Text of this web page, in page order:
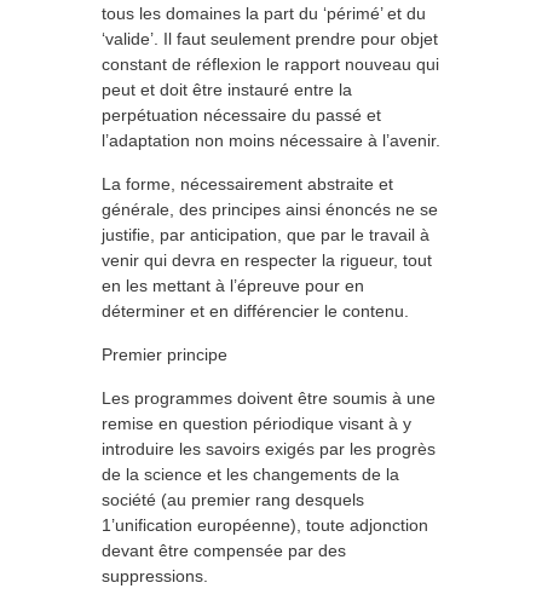
tous les domaines la part du ‘périmé’ et du
‘valide’. Il faut seulement prendre pour objet
constant de réflexion le rapport nouveau qui
peut et doit être instauré entre la
perpétuation nécessaire du passé et
l’adaptation non moins nécessaire à l’avenir.
La forme, nécessairement abstraite et
générale, des principes ainsi énoncés ne se
justifie, par anticipation, que par le travail à
venir qui devra en respecter la rigueur, tout
en les mettant à l’épreuve pour en
déterminer et en différencier le contenu.
Premier principe
Les programmes doivent être soumis à une
remise en question périodique visant à y
introduire les savoirs exigés par les progrès
de la science et les changements de la
société (au premier rang desquels
1’unification européenne), toute adjonction
devant être compensée par des
suppressions.